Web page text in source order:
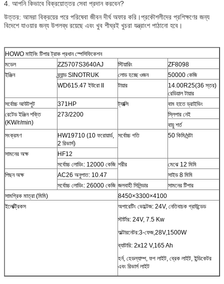
4. আপনি কিভাবে বিক্রয়োত্তর সেবা প্রদান করবেন?
উত্তর: আমরা বিক্রয়ের পরে পরিষেবা জীবন দীর্ঘ অফার করি।প্রকৌশলীদের প্রশিক্ষণের জন্য
বিদেশে যাওয়ার জন্য উপলব্ধ রয়েছে এবং খুব শীঘ্রই খুচরা যন্ত্রাংশ পাঠানো হবে।
HOWO মাইনিং টিপার ট্রাক প্রধান স্পেসিফিকেশন
মডেল
ZZ5707S3640AJ স্টিয়ারিং
ZF8098
ইঞ্জিন
ব্র্যান্ড SINOTRUK লোড হচ্ছে ওজন
50000 কেজি
WD615.47 ইউরো II
টায়ার
14.00R25(36 স্তর)
রেডিয়াল টায়ার
সর্বোচ্চ আউটপুট
371HP ট্যাক্সি
বাম হাতে ড্রাইভিং
রেটেড ইঞ্জিন শক্তি
(KW/r/min)
273/2200
স্লিপার নেই
বায়ু শর্ত
সংক্রমণ
HW19710 (10 ফরোয়ার্ড,
2 রিভার্স)
সর্বোচ্চ গতি 50 কিমি/ঘন্টা
সামনের অক্ষ
HF12
সর্বোচ্চ লোডিং: 12000 কেজি শরীর
মেঝে 12 মিমি
পিছন অক্ষ
AC26 অনুপাত: 10.47
সাইড 8 মিমি
সর্বোচ্চ লোডিং: 26000 কেজি জলবাহী সিলিন্ডার
সামনের টিপার
সামগ্রিক মাত্রা (মিমি)
8450×3300×4100
ইলেক্ট্রিকস
অপারেটিং ভোল্টেজ: 24V, নেতিবাচক গ্রাউন্ডেড
স্টার্টার: 24V, 7.5 Kw
অল্টারনেটর:3-ফেজ,28V,1500W
ব্যাটারি: 2x12 V,165 Ah
হর্ন, হেডল্যাম্প, ফগ লাইট, ব্রেক লাইট, ইন্ডিকেটর
এবং রিভার্স লাইট